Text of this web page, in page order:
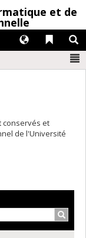
et de
Liens
Langues
conservés et
de l'Université